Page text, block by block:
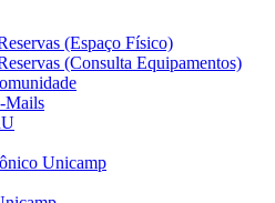
(Espaço Físico)
(Consulta Equipamentos)
Mails
Unicamp